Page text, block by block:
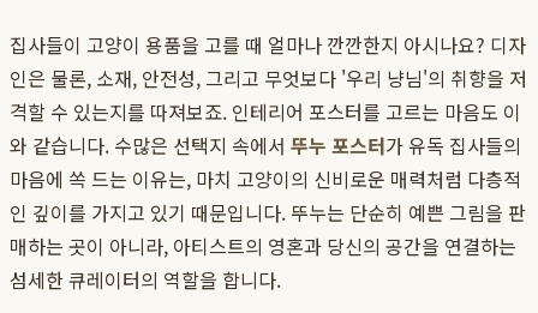
집사들이 고양이 용품을 고를 때 얼마나 깐깐한지 아시나요? 디자
인은 물론, 소재, 안전성, 그리고 무엇보다 '우리 냥님'의 취향을 저
격할 수 있는지를 따져보죠. 인테리어 포스터를 고르는 마음도 이
와 같습니다. 수많은 선택지 속에서 뚜누 포스터가 유독 집사들의
마음에 쏙 드는 이유는, 마치 고양이의 신비로운 매력처럼 다층적
인 깊이를 가지고 있기 때문입니다. 뚜누는 단순히 예쁜 그림을 판
매하는 곳이 아니라, 아티스트의 영혼과 당신의 공간을 연결하는
섬세한 큐레이터의 역할을 합니다.